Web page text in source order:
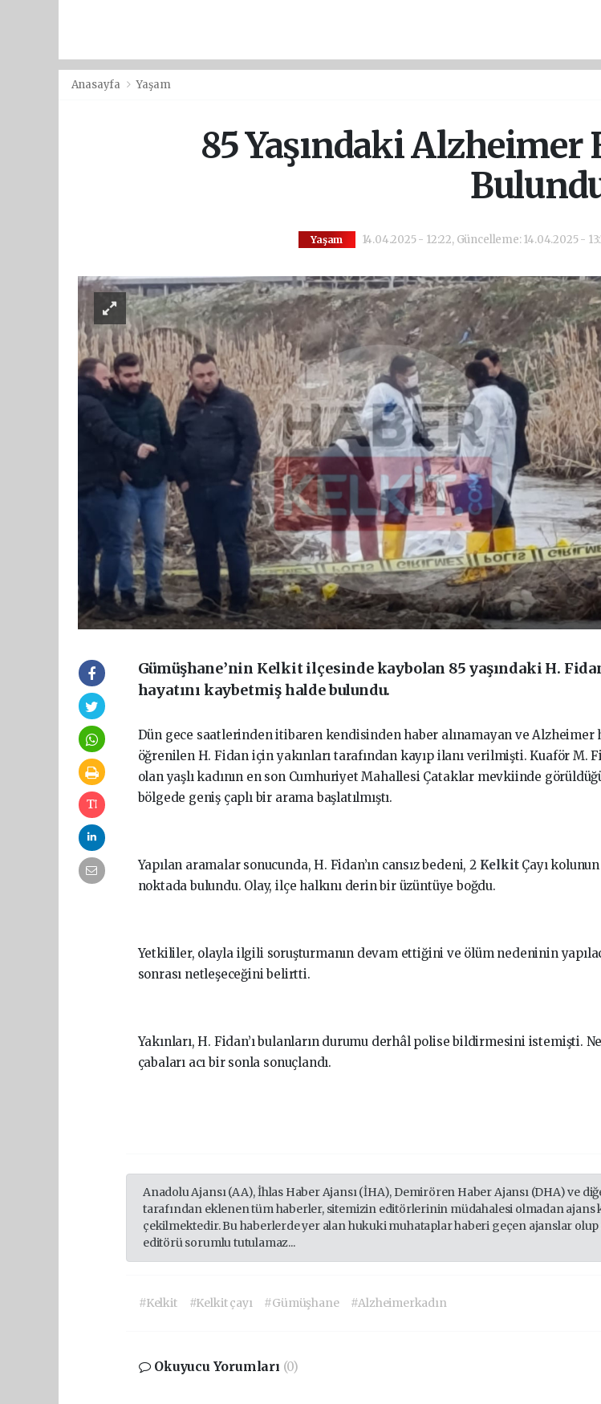
Anasayfa Yaşam
85 Yaşındaki Alzheimer
Yaşam 14.04.2025 - 12:22, Güncelleme: 14.04.2025 -
Gümüşhane’nin Kelkit ilçesinde kaybolan 85 yaşındaki H.
hayatını kaybetmiş halde bulundu.
Dün gece saatlerinden itibaren kendisinden haber alınamayan ve Alzheimer
öğrenilen H. Fidan için yakınları tarafından kayıp ilanı verilmişti. Kuaför M.
olan yaşlı kadının en son Cumhuriyet Mahallesi Çataklar mevkiinde
bölgede geniş çaplı bir arama başlatılmıştı.
Yapılan aramalar sonucunda, H. Fidan’ın cansız bedeni, 2 Kelkit Çayı
noktada bulundu. Olay, ilçe halkını derin bir üzüntüye boğdu.
Yetkililer, olayla ilgili soruşturmanın devam ettiğini ve ölüm nedeninin
sonrası netleşeceğini belirtti.
Yakınları, H. Fidan’ı bulanların durumu derhâl polise bildirmesini istemişti.
çabaları acı bir sonla sonuçlandı.
Anadolu Ajansı (AA), İhlas Haber Ajansı (İHA), Demirören Haber Ajansı (DHA) ve
tarafından eklenen tüm haberler, sitemizin editörlerinin müdahalesi olmadan ajans
çekilmektedir. Bu haberlerde yer alan hukuki muhataplar haberi geçen ajanslar
editörü sorumlu tutulamaz...
#Kelkit #Kelkit çayı #Gümüşhane #Alzheimerkadın
Okuyucu Yorumları (0)